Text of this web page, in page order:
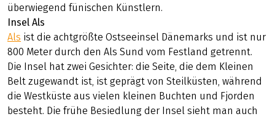
überwiegend fünischen Künstlern.
Insel Als
Als ist die achtgrößte Ostseeinsel Dänemarks und ist nur
800 Meter durch den Als Sund vom Festland getrennt.
Die Insel hat zwei Gesichter: die Seite, die dem Kleinen
Belt zugewandt ist, ist geprägt von Steilküsten, während
die Westküste aus vielen kleinen Buchten und Fjorden
besteht. Die frühe Besiedlung der Insel sieht man auch